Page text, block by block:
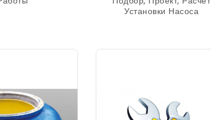
Установки Насоса